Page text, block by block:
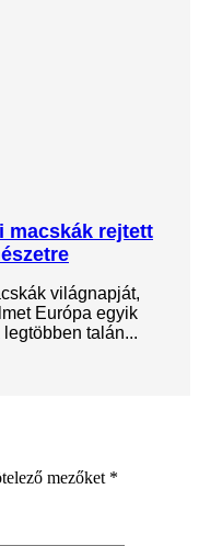
macskák rejtett
világnapját,
Európa egyik
talán...
mezőket *